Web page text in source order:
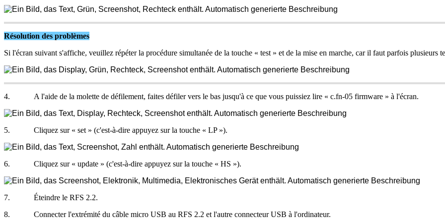
Résolution des problèmes
Si l'écran suivant s'affiche, veuillez répéter la procédure simultanée de la touche « test » et de la mise en marche, car il faut parfois plusieurs
4. A l'aide de la molette de défilement, faites défiler vers le bas jusqu'à ce que vous puissiez lire « c.fn-05 firmware » à l'écran.
5. Cliquez sur « set » (c'est-à-dire appuyez sur la touche « LP »).
6. Cliquez sur « update » (c'est-à-dire appuyez sur la touche « HS »).
7. Éteindre le RFS 2.2.
8. Connecter l'extrémité du câble micro USB au RFS 2.2 et l'autre connecteur USB à l'ordinateur.